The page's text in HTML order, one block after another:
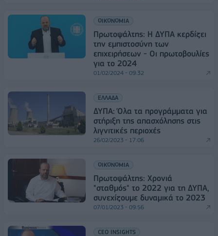
ΟΙΚΟΝΟΜΙΑ
Πρωτοψάλτης: H ΔΥΠΑ κερδίζει
την εμπιστοσύνη των
επιχειρήσεων - Οι πρωτοβουλίες
για το 2024
01/02/2024 - 09:32
ΕΛΛΑΔΑ
ΔΥΠΑ: Όλα τα προγράμματα για
στήριξη της απασχόλησης στις
λιγνιτικές περιοχές
26/02/2023 - 17:06
ΟΙΚΟΝΟΜΙΑ
Πρωτοψάλτης: Χρονιά
"σταθμός" το 2022 για τη ΔΥΠΑ,
συνεχίζουμε δυναμικά το 2023
07/01/2023 - 09:56
CEO INSIGHTS